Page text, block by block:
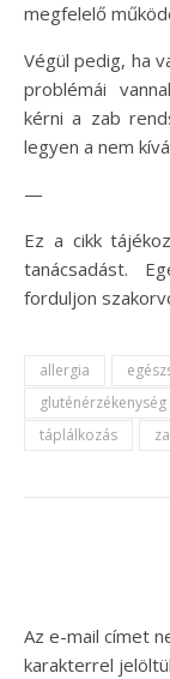
megfelelő
Végül pedig, ha
problémái
kérni a zab
legyen a nem
—
Ez a cikk
tanácsadást.
forduljon
allergia
gluténérzékenység
táplálkozás
Az e-mail címet
karakterrel